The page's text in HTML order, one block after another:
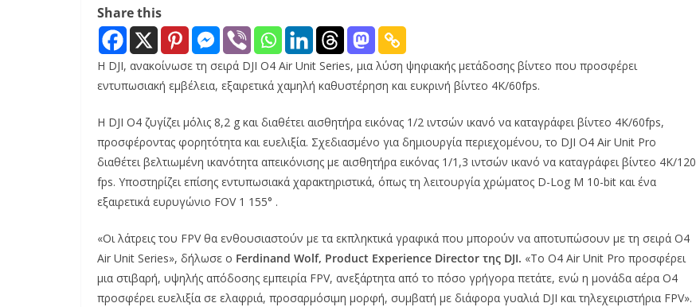
Share this
Η DJI, ανακοίνωσε τη σειρά DJI O4 Air Unit Series, μια λύση ψηφιακής μετάδοσης βίντεο που προσφέρει
εντυπωσιακή εμβέλεια, εξαιρετικά χαμηλή καθυστέρηση και ευκρινή βίντεο 4K/60fps.
Η DJI O4 ζυγίζει μόλις 8,2 g και διαθέτει αισθητήρα εικόνας 1/2 ιντσών ικανό να καταγράφει βίντεο 4K/60fps,
προσφέροντας φορητότητα και ευελιξία. Σχεδιασμένο για δημιουργία περιεχομένου, το DJI O4 Air Unit Pro
διαθέτει βελτιωμένη ικανότητα απεικόνισης με αισθητήρα εικόνας 1/1,3 ιντσών ικανό να καταγράφει βίντεο 4K/120
fps. Υποστηρίζει επίσης εντυπωσιακά χαρακτηριστικά, όπως τη λειτουργία χρώματος D-Log M 10-bit και ένα
εξαιρετικά ευρυγώνιο FOV 1 155° .
«Οι λάτρεις του FPV θα ενθουσιαστούν με τα εκπληκτικά γραφικά που μπορούν να αποτυπώσουν με τη σειρά O4
Air Unit Series», δήλωσε ο Ferdinand Wolf, Product Experience Director της DJI. «Το O4 Air Unit Pro προσφέρει
μια στιβαρή, υψηλής απόδοσης εμπειρία FPV, ανεξάρτητα από το πόσο γρήγορα πετάτε, ενώ η μονάδα αέρα O4
προσφέρει ευελιξία σε ελαφριά, προσαρμόσιμη μορφή, συμβατή με διάφορα γυαλιά DJI και τηλεχειριστήρια FPV».